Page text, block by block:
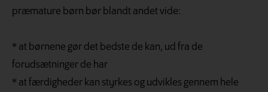
præmature børn bør blandt andet vide:
* at børnene gør det bedste de kan, ud fra de
forudsætninger de har
* at færdigheder kan styrkes og udvikles gennem hele